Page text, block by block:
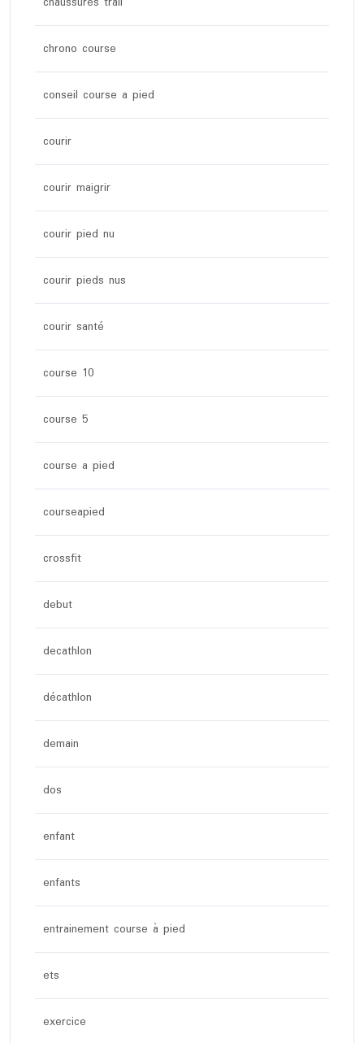
chrono course
conseil course a pied
courir
courir maigrir
courir pied nu
courir pieds nus
courir santé
course 10
course 5
course a pied
courseapied
crossfit
debut
decathlon
décathlon
demain
dos
enfant
enfants
entrainement course à pied
ets
exercice